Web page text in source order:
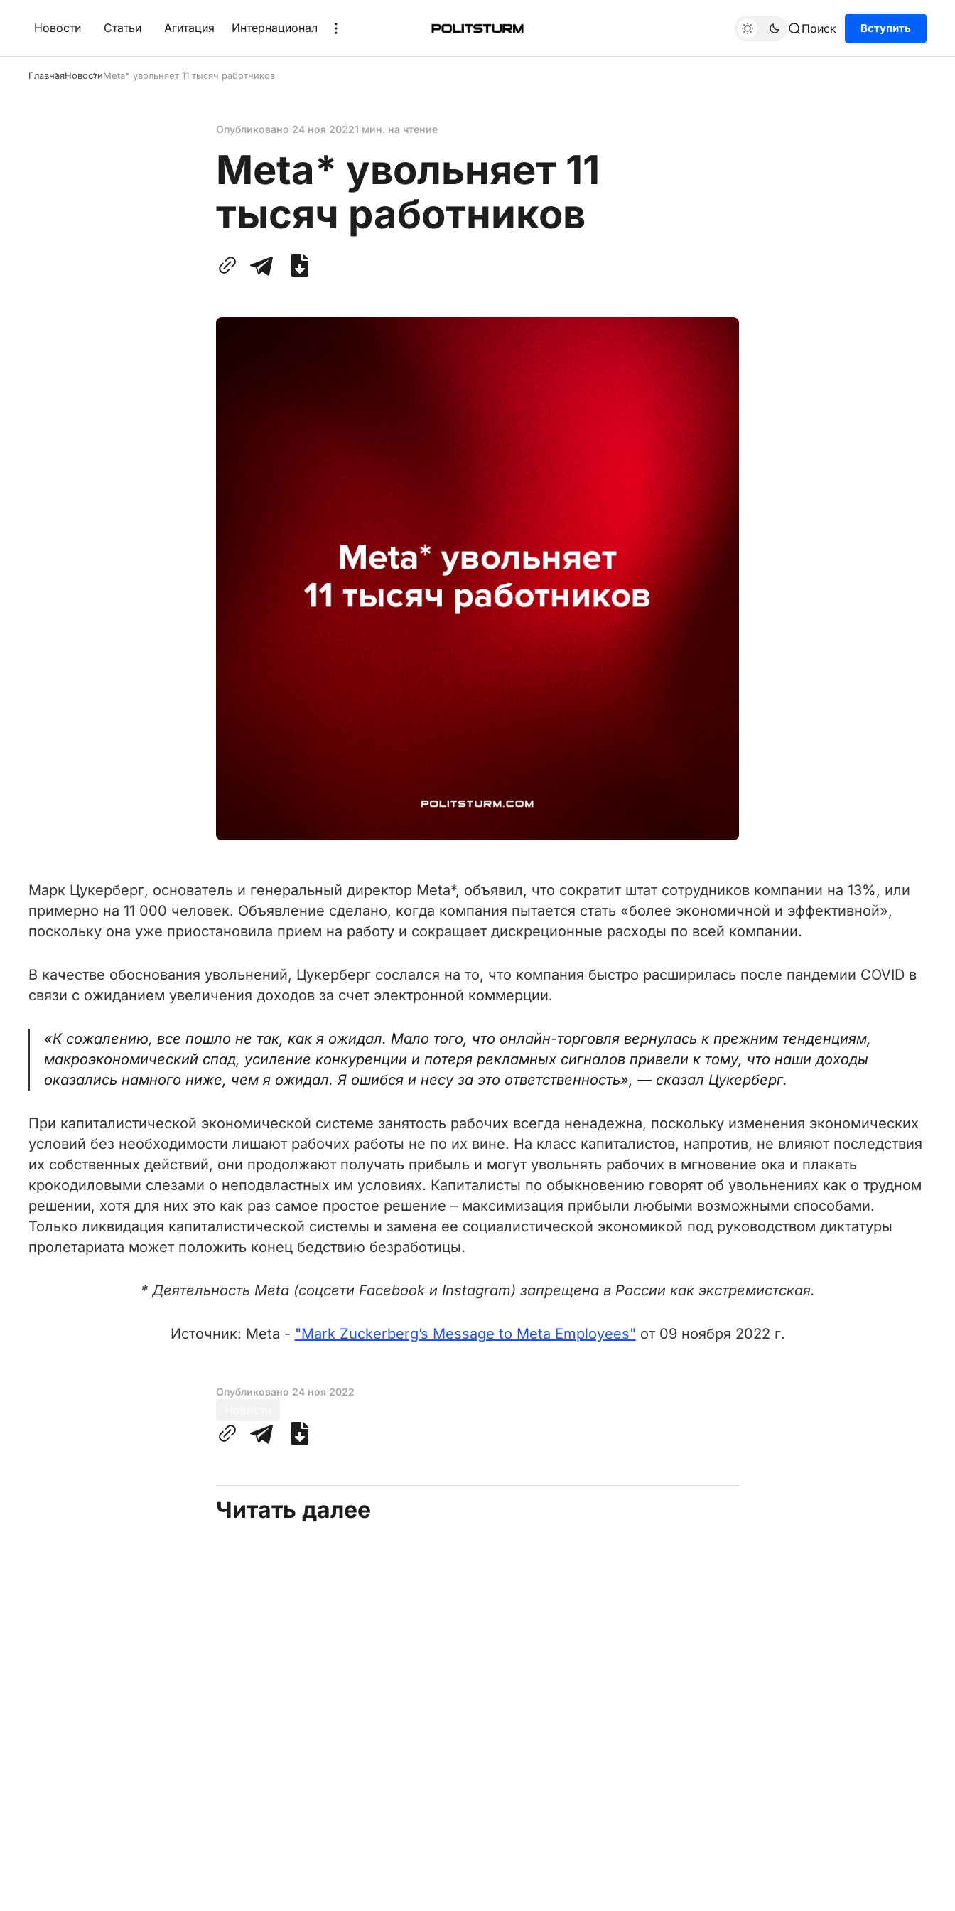
Новости Статьи Агитация Интернационал Поиск Вступить
ГлавнаяНовостиMeta* увольняет 11 тысяч работников
Опубликовано 24 ноя 20221 мин. на чтение
Meta* увольняет 11
тысяч работников
Марк Цукерберг, основатель и генеральный директор Meta*, объявил, что сократит штат сотрудников компании на 13%, или
примерно на 11 000 человек. Объявление сделано, когда компания пытается стать «более экономичной и эффективной»,
поскольку она уже приостановила прием на работу и сокращает дискреционные расходы по всей компании.
В качестве обоснования увольнений, Цукерберг сослался на то, что компания быстро расширилась после пандемии COVID в
связи с ожиданием увеличения доходов за счет электронной коммерции.
«К сожалению, все пошло не так, как я ожидал. Мало того, что онлайн-торговля вернулась к прежним тенденциям,
макроэкономический спад, усиление конкуренции и потеря рекламных сигналов привели к тому, что наши доходы
оказались намного ниже, чем я ожидал. Я ошибся и несу за это ответственность», — сказал Цукерберг.
При капиталистической экономической системе занятость рабочих всегда ненадежна, поскольку изменения экономических
условий без необходимости лишают рабочих работы не по их вине. На класс капиталистов, напротив, не влияют последствия
их собственных действий, они продолжают получать прибыль и могут увольнять рабочих в мгновение ока и плакать
крокодиловыми слезами о неподвластных им условиях. Капиталисты по обыкновению говорят об увольнениях как о трудном
решении, хотя для них это как раз самое простое решение – максимизация прибыли любыми возможными способами.
Только ликвидация капиталистической системы и замена ее социалистической экономикой под руководством диктатуры
пролетариата может положить конец бедствию безработицы.
* Деятельность Meta (соцсети Facebook и Instagram) запрещена в России как экстремистская.
Источник: Meta - "Mark Zuckerberg’s Message to Meta Employees" от 09 ноября 2022 г.
Опубликовано 24 ноя 2022
Читать далее